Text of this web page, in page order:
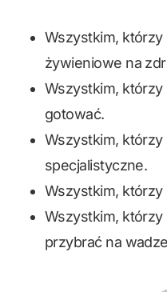
Wszystkim,
żywieniowe na
Wszystkim, którzy
gotować.
Wszystkim, którzy
specjalistyczne.
Wszystkim,
Wszystkim,
przybrać na